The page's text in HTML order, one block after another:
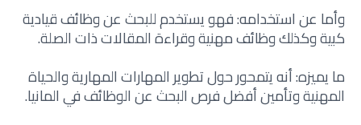
وأما عن استخدامه: فهو يستخدم للبحث عن وظائف قيادية
كبية وكذلك وظائف مهنية وقراءة المقالات ذات الصلة.
ما يميزه: أنه يتمحور حول تطوير المهارات المهارية والحياة
المهنية وتأمين أفضل فرص البحث عن الوظائف في المانيا.